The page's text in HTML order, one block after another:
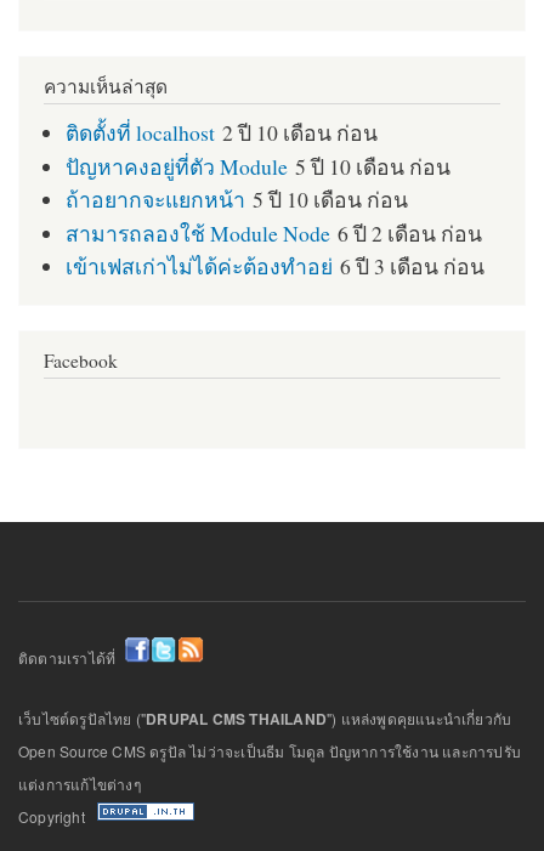
ความเห็นล่าสุด
ติดตั้งที่ localhost 2 ปี 10 เดือน ก่อน
ปัญหาคงอยู่ที่ตัว Module 5 ปี 10 เดือน ก่อน
ถ้าอยากจะแยกหน้า 5 ปี 10 เดือน ก่อน
สามารถลองใช้ Module Node 6 ปี 2 เดือน ก่อน
เข้าเฟสเก่าไม่ได้ค่ะต้องทำอย่ 6 ปี 3 เดือน ก่อน
Facebook
ติดตามเราได้ที่
เว็บไซต์ดรูปัลไทย ("DRUPAL CMS THAILAND") แหล่งพูดคุยแนะนำเกี่ยวกับ
Open Source CMS ดรูปัล ไม่ว่าจะเป็นธีม โมดูล ปัญหาการใช้งาน และการปรับ
แต่งการแก้ไขต่างๆ
Copyright